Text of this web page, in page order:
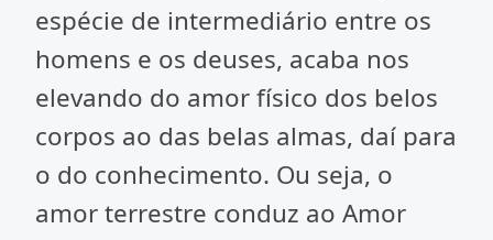
espécie de intermediário entre os
homens e os deuses, acaba nos
elevando do amor físico dos belos
corpos ao das belas almas, daí para
o do conhecimento. Ou seja, o
amor terrestre conduz ao Amor